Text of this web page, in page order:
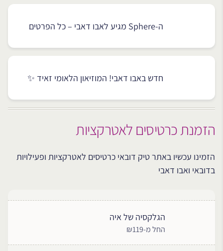
ה-Sphere מגיע לאבו דאבי – כל הפרטים
חדש באבו דאבי! המוזיאון הלאומי זאיד ✨
הזמנת כרטיסים לאטרקציות
הזמינו עכשיו באתר טיק דובאי כרטיסים לאטרקציות ופעילויות
בדובאי ואבו דאבי
הגלקסיה של איה
החל מ-₪119